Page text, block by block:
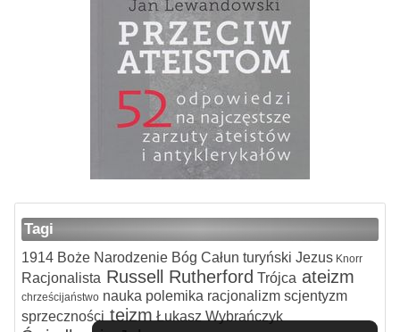
Tagi
1914Boże NarodzenieBóg Całun turyński JezusKnorr
Racjonalista Russell Rutherford Trójca ateizm
chrześcijaństwonauka polemika racjonalizmscjentyzm
sprzeczności teizm Łukasz Wybrańczyk